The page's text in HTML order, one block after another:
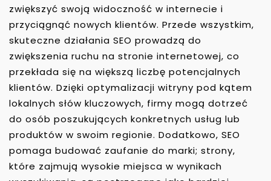
zwiększyć swoją widoczność w internecie i
przyciągnąć nowych klientów. Przede wszystkim,
skuteczne działania SEO prowadzą do
zwiększenia ruchu na stronie internetowej, co
przekłada się na większą liczbę potencjalnych
klientów. Dzięki optymalizacji witryny pod kątem
lokalnych słów kluczowych, firmy mogą dotrzeć
do osób poszukujących konkretnych usług lub
produktów w swoim regionie. Dodatkowo, SEO
pomaga budować zaufanie do marki; strony,
które zajmują wysokie miejsca w wynikach